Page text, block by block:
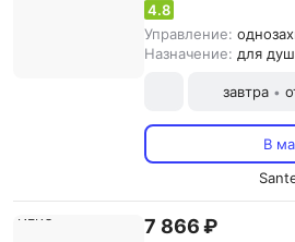
4.8
Управление:
Назначение: для
завтра •
В
7 866 ₽